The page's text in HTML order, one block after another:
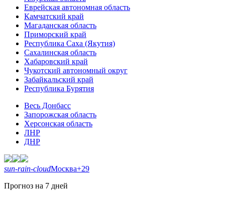
Еврейская автономная область
Камчатский край
Магаданская область
Приморский край
Республика Саха (Якутия)
Сахалинская область
Хабаровский край
Чукотский автономный округ
Забайкальский край
Республика Бурятия
Весь Донбасс
Запорожская область
Херсонская область
ЛНР
ДНР
sun-rain-cloudМосква+29
Прогноз на 7 дней